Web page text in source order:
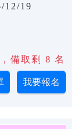
12/19
備取剩 8 名